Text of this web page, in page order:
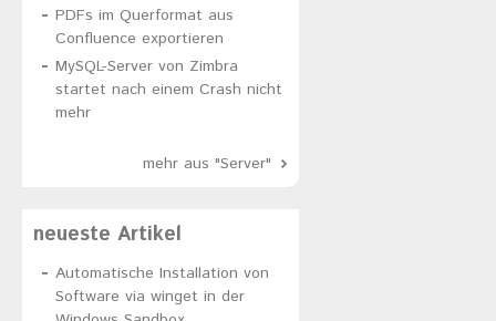
PDFs im Querformat aus
Confluence exportieren
MySQL-Server von Zimbra
startet nach einem Crash nicht
mehr
mehr aus "Server"
neueste Artikel
Automatische Installation von
Software via winget in der